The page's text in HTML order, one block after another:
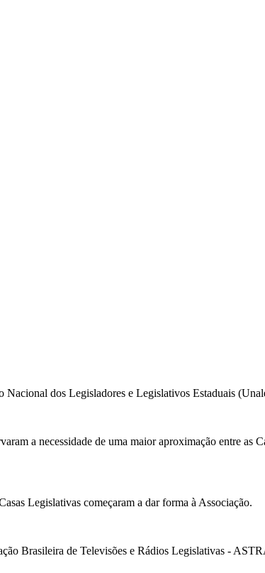
dos Legisladores e Legislativos Estaduais
a necessidade de uma maior aproximação entre
Legislativas começaram a dar forma à Associação.
Brasileira de Televisões e Rádios Legislativas -